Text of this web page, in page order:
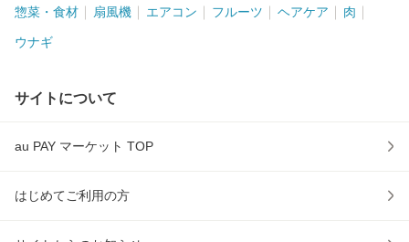
惣菜・食材 扇風機 エアコン フルーツ ヘアケア 肉
ウナギ
サイトについて
au PAY マーケット TOP
はじめてご利用の方